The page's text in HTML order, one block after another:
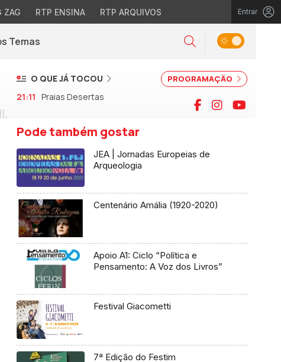
ZAG RTP ENSINA RTP ARQUIVOS Entrar
Temas Pesquisar
Alternar tema
PROGRAMAÇÃO
O QUE JÁ TOCOU
21:11 Praias Desertas Facebook
Instagram
Pode também gostar
JEA | Jornadas Europeias de
Arqueologia
Centenário Amália (1920-2020)
Apoio A1: Ciclo “Política e
Pensamento: A Voz dos Livros”
Festival Giacometti
7ª Edição do Festim